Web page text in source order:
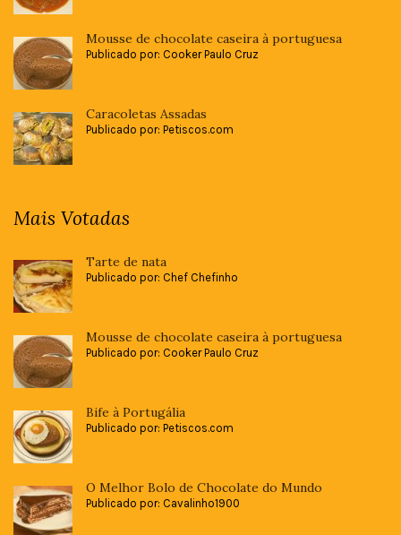
Mousse de chocolate caseira à portuguesa
Publicado por: Cooker Paulo Cruz
Caracoletas Assadas
Publicado por: Petiscos.com
Mais Votadas
Tarte de nata
Publicado por: Chef Chefinho
Mousse de chocolate caseira à portuguesa
Publicado por: Cooker Paulo Cruz
Bife à Portugália
Publicado por: Petiscos.com
O Melhor Bolo de Chocolate do Mundo
Publicado por: Cavalinho1900